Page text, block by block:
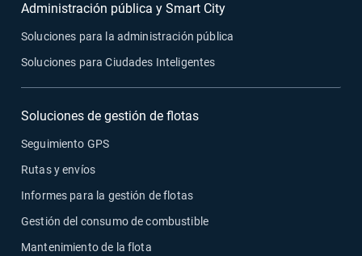
Administración pública y Smart City
Soluciones para la administración pública
Soluciones para Ciudades Inteligentes
Soluciones de gestión de flotas
Seguimiento GPS
Rutas y envíos
Informes para la gestión de flotas
Gestión del consumo de combustible
Mantenimiento de la flota